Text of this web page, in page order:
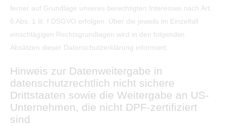
ferner auf Grundlage unseres berechtigten Interesses nach Art.
6 Abs. 1 lit. f DSGVO erfolgen. Über die jeweils im Einzelfall
einschlägigen Rechtsgrundlagen wird in den folgenden
Absätzen dieser Datenschutzerklärung informiert.
Hinweis zur Datenweitergabe in
datenschutzrechtlich nicht sichere
Drittstaaten sowie die Weitergabe an US-
Unternehmen, die nicht DPF-zertifiziert
sind